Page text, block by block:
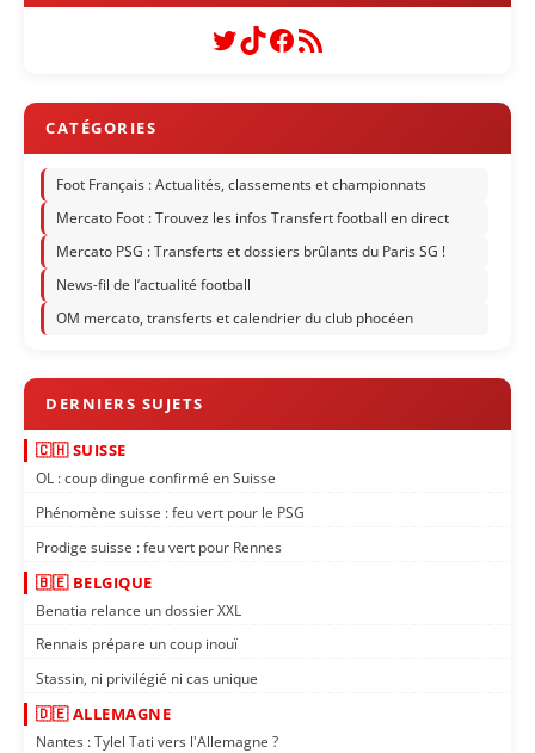
Twitter
TikTok
Facebook
Flux RSS
Foot Français : Actualités, classements et championnats
Mercato Foot : Trouvez les infos Transfert football en direct
Mercato PSG : Transferts et dossiers brûlants du Paris SG !
News-fil de l’actualité football
OM mercato, transferts et calendrier du club phocéen
🇨🇭 SUISSE
OL : coup dingue confirmé en Suisse
Phénomène suisse : feu vert pour le PSG
Prodige suisse : feu vert pour Rennes
🇧🇪 BELGIQUE
Benatia relance un dossier XXL
Rennais prépare un coup inouï
Stassin, ni privilégié ni cas unique
🇩🇪 ALLEMAGNE
Nantes : Tylel Tati vers l'Allemagne ?